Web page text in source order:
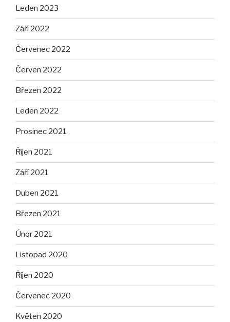
Leden 2023
Září 2022
Červenec 2022
Červen 2022
Březen 2022
Leden 2022
Prosinec 2021
Říjen 2021
Září 2021
Duben 2021
Březen 2021
Únor 2021
Listopad 2020
Říjen 2020
Červenec 2020
Květen 2020